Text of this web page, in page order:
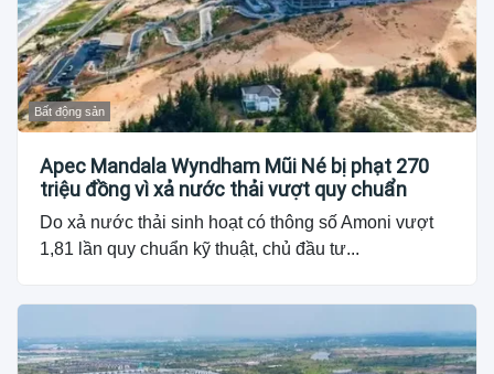
Bất động sản
Apec Mandala Wyndham Mũi Né bị phạt 270
triệu đồng vì xả nước thải vượt quy chuẩn
Do xả nước thải sinh hoạt có thông số Amoni vượt
1,81 lần quy chuẩn kỹ thuật, chủ đầu tư...